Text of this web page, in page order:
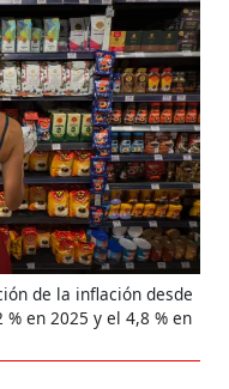
de la inflación desde
en 2025 y el 4,8 % en